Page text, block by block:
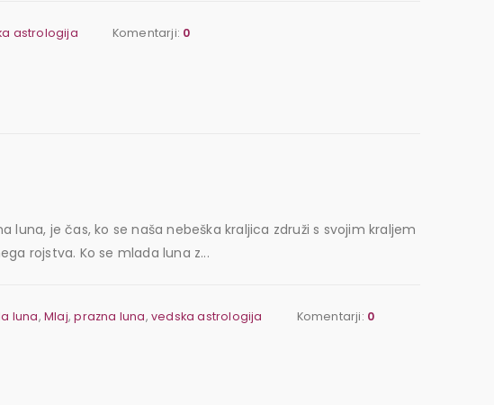
astrologija Komentarji: 0
luna, je čas, ko se naša nebeška kraljica združi s svojim kraljem
rojstva. Ko se mlada luna z...
luna,Mlaj,prazna luna, vedska astrologija Komentarji: 0